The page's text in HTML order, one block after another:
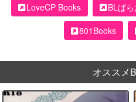
LoveCP Books BLぱ
801Books
オススメ